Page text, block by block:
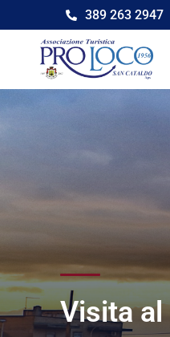
389 263 2947
Visita al